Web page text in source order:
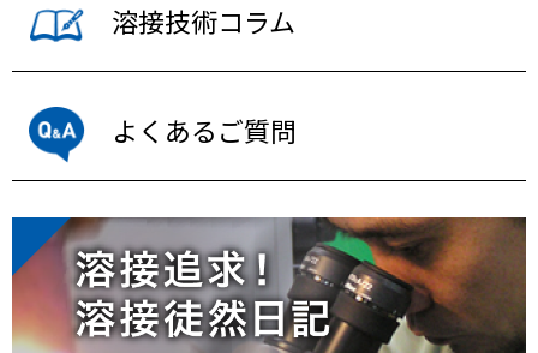
溶接技術コラム
よくあるご質問